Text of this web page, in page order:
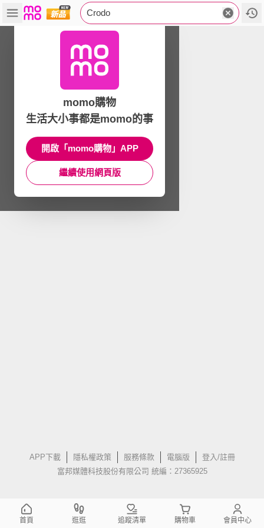
Crodo
APP下載 隱私權政策 服務條款 電腦版
登入/註冊
富邦媒體科技股份有限公司 統編：27365925
momo購物
生活大小事都是momo的事
開啟「momo購物」APP
繼續使用網頁版
首頁 逛逛 追蹤清單 購物車 會員中心